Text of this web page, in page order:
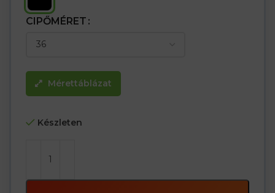
CIPŐMÉRET
Mérettáblázat
Készleten